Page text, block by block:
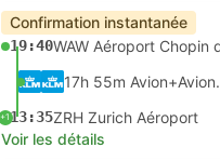
Confirmation instantanée
19:40
17h 55m Avion+Avion.
+113:35ZRH Zurich Aéroport
Voir les détails